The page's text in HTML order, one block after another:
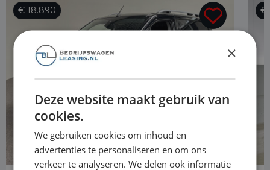
€ 18.890 €
×
Deze website maakt gebruik van
cookies.
We gebruiken cookies om inhoud en
advertenties te personaliseren en om ons
verkeer te analyseren. We delen ook informatie